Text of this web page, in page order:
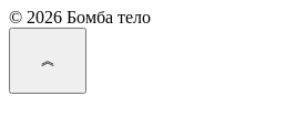
© 2026 Бомба тело